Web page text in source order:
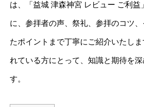
は、「益城 津森神宮 レビュー ご利益
に、参拝者の声、祭礼、参拝のコツ
たポイントまで丁寧にご紹介いたし
れている方にとって、知識と期待を
す。